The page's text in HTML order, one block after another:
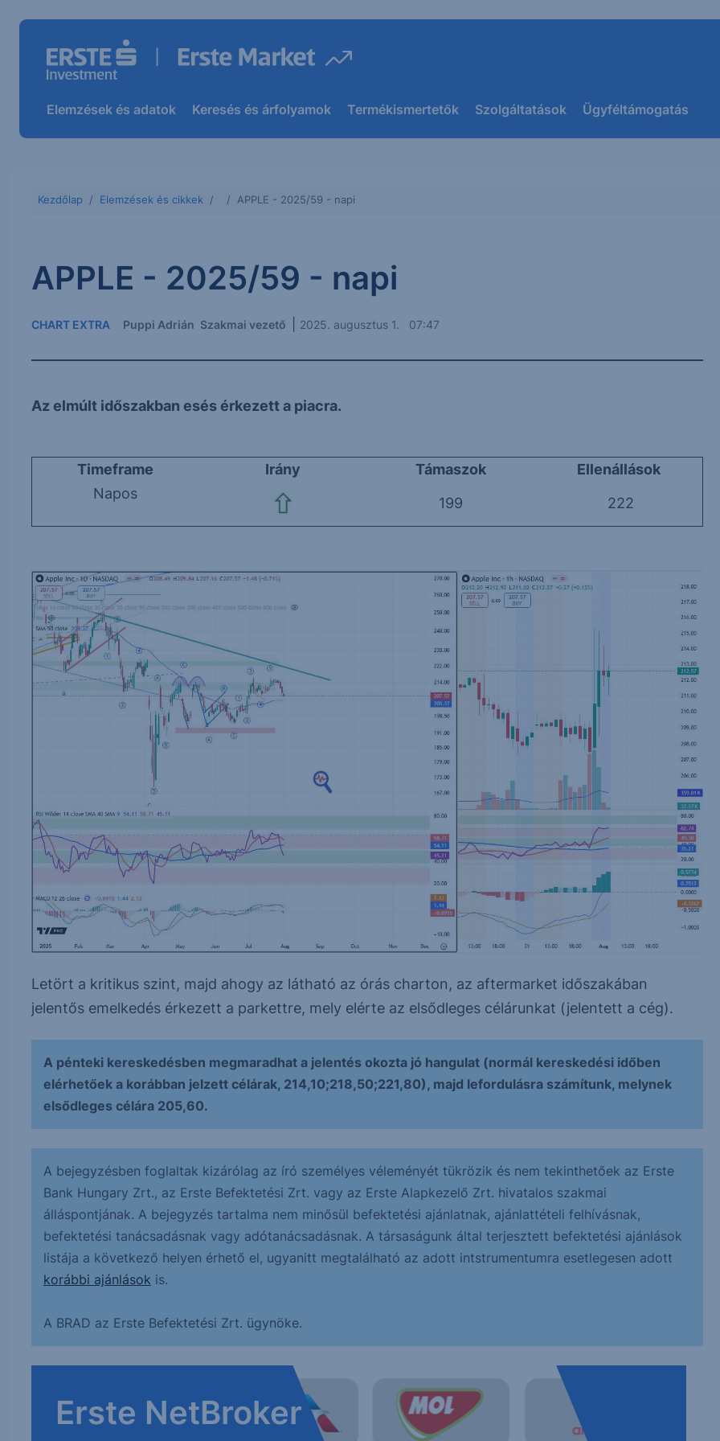
Elemzések és adatok Keresés és árfolyamok Termékismertetők Szolgáltatások Ügyféltámogatás
Kezdőlap Elemzések és cikkek APPLE - 2025/59 - napi
APPLE - 2025/59 - napi
CHART EXTRA Puppi Adrián Szakmai vezető 2025. augusztus 1. 07:47
Az elmúlt időszakban esés érkezett a piacra.
Timeframe Irány Támaszok
Ellenállások
Napos
199 222
Letört a kritikus szint, majd ahogy az látható az órás charton, az aftermarket időszakában
jelentős emelkedés érkezett a parkettre, mely elérte az elsődleges célárunkat (jelentett a cég).
A pénteki kereskedésben megmaradhat a jelentés okozta jó hangulat (normál kereskedési időben
elérhetőek a korábban jelzett célárak, 214,10;218,50;221,80), majd lefordulásra számítunk, melynek
elsődleges célára 205,60.
A bejegyzésben foglaltak kizárólag az író személyes véleményét tükrözik és nem tekinthetőek az Erste
Bank Hungary Zrt., az Erste Befektetési Zrt. vagy az Erste Alapkezelő Zrt. hivatalos szakmai
álláspontjának. A bejegyzés tartalma nem minősül befektetési ajánlatnak, ajánlattételi felhívásnak,
befektetési tanácsadásnak vagy adótanácsadásnak. A társaságunk által terjesztett befektetési ajánlások
listája a következő helyen érhető el, ugyanitt megtalálható az adott intstrumentumra esetlegesen adott
korábbi ajánlások is.
A BRAD az Erste Befektetési Zrt. ügynöke.
Erste NetBroker